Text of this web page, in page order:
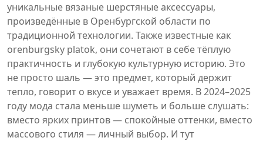
уникальные вязаные шерстяные аксессуары,
произведённые в Оренбургской области по
традиционной технологии. Также известные как
orenburgsky platok, они сочетают в себе тёплую
практичность и глубокую культурную историю. Это
не просто шаль — это предмет, который держит
тепло, говорит о вкусе и уважает время. В 2024–2025
году мода стала меньше шуметь и больше слушать:
вместо ярких принтов — спокойные оттенки, вместо
массового стиля — личный выбор. И тут